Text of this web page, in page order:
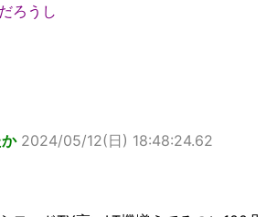
ろうし
2024/05/12(日) 18:48:24.62